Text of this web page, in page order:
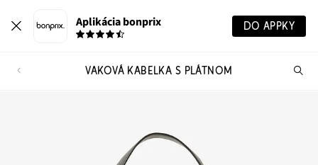
Aplikácia bonprix DO APPKY
VAKOVÁ KABELKA S PLÁTNOM